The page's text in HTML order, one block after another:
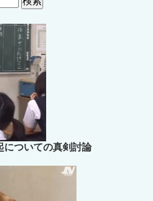
についての真剣討論